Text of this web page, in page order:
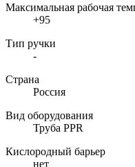
Максимальная рабочая
+95
Тип ручки
-
Страна
Россия
Вид оборудования
Труба PPR
Кислородный барьер
нет